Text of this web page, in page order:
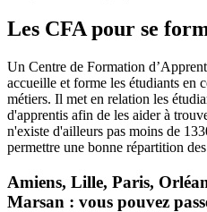
Les CFA pour se
Un Centre de Formation
accueille et forme les étudiants en
métiers. Il met en relation les
d'apprentis afin de les aider à
n'existe d'ailleurs pas moins de
permettre une bonne répartition
Amiens, Lille, Paris,
Marsan : vous pouvez